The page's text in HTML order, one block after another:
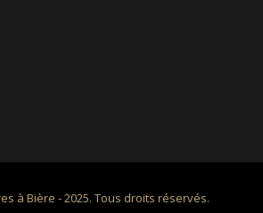
à Bière - 2025. Tous droits réservés.